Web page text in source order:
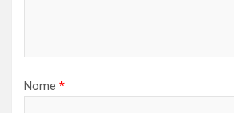
Nome *